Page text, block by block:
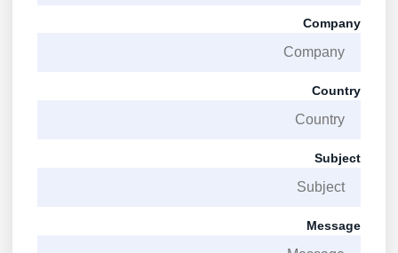
Company
Country
Subject
Message